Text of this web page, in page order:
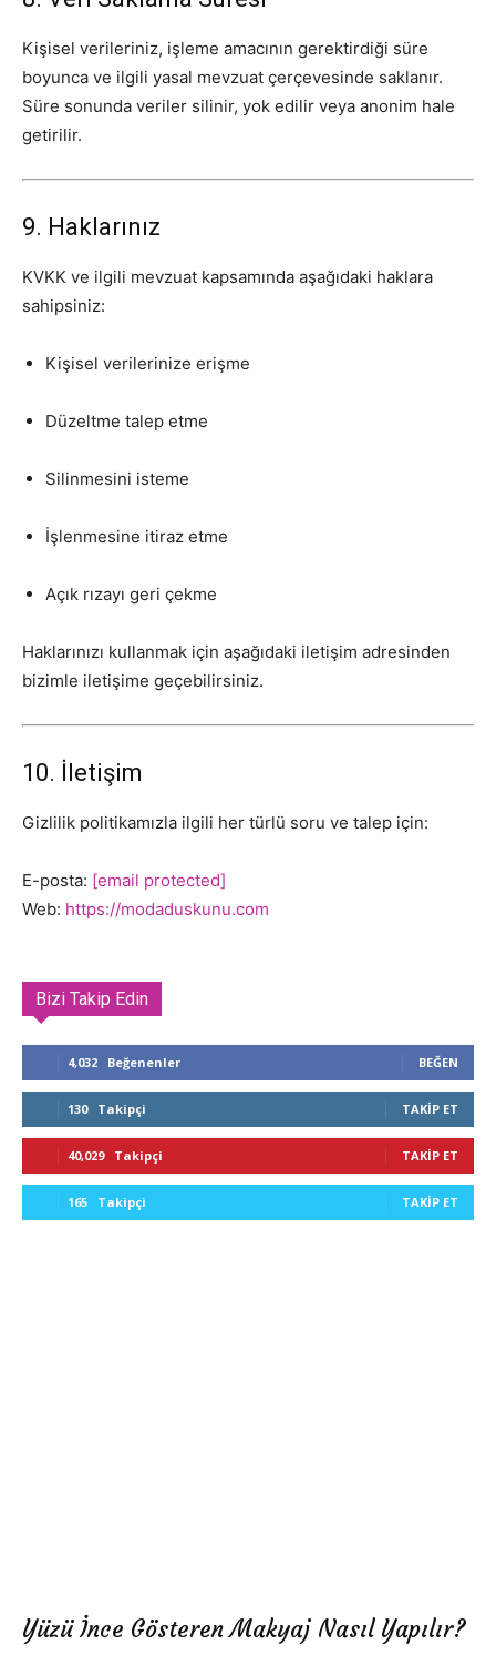
Kişisel verileriniz, işleme amacının gerektirdiği süre
boyunca ve ilgili yasal mevzuat çerçevesinde saklanır.
Süre sonunda veriler silinir, yok edilir veya anonim hale
getirilir.
9. Haklarınız
KVKK ve ilgili mevzuat kapsamında aşağıdaki haklara
sahipsiniz:
Kişisel verilerinize erişme
Düzeltme talep etme
Silinmesini isteme
İşlenmesine itiraz etme
Açık rızayı geri çekme
Haklarınızı kullanmak için aşağıdaki iletişim adresinden
bizimle iletişime geçebilirsiniz.
10. İletişim
Gizlilik politikamızla ilgili her türlü soru ve talep için:
E-posta: [email protected]
Web: https://modaduskunu.com
Bizi Takip Edin
4,032 Beğenenler BEĞEN
130 Takipçi TAKIP ET
40,029 Takipçi TAKIP ET
165 Takipçi TAKIP ET
Yüzü İnce Gösteren Makyaj Nasıl Yapılır?